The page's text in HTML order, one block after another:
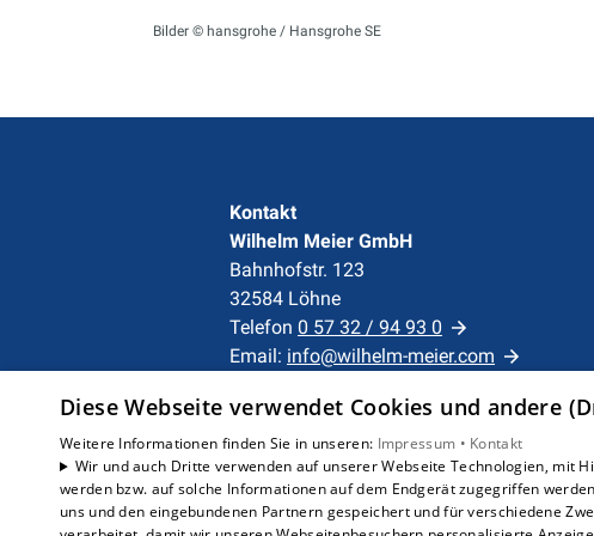
Bilder © hansgrohe / Hansgrohe SE
Kontakt
Wilhelm Meier GmbH
Bahnhofstr. 123
32584 Löhne
Telefon 0 57 32 / 94 93 0
Email: info@wilhelm-meier.com
Unternehmen
AGB
· Datenschutz
·
Impressum
·
Barrierefreiheitserklärung
Diese Webseite verwendet Cookies und andere
Weitere Informationen finden Sie in unseren: Impressum • Kontakt
Wir und auch Dritte verwenden auf unserer Webseite Technologien, mit
werden bzw. auf solche Informationen auf dem Endgerät zugegriffen
uns und den eingebundenen Partnern gespeichert und für verschiedene